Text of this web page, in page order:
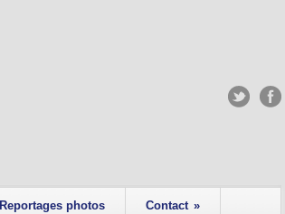
Reportages photos Contact »